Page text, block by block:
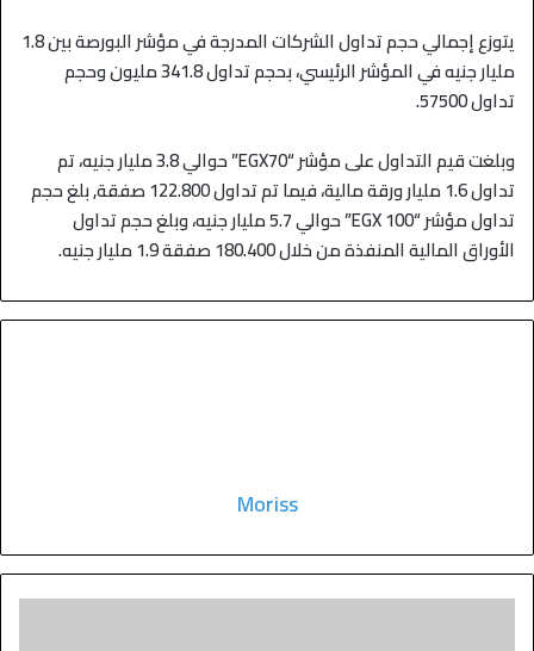
يتوزع إجمالي حجم تداول الشركات المدرجة في مؤشر البورصة بين 1.8
مليار جنيه في المؤشر الرئيسي، بحجم تداول 341.8 مليون وحجم
تداول 57500.
وبلغت قيم التداول على مؤشر “EGX70
” حوالي 3.8 مليار جنيه، تم
تداول 1.6 مليار ورقة مالية، فيما تم تداول 122.800 صفقة, بلغ حجم
تداول مؤشر “EGX 100
” حوالي 5.7 مليار جنيه، وبلغ حجم تداول
الأوراق المالية المنفذة من خلال 180.400 صفقة 1.9 مليار جنيه.
Moriss